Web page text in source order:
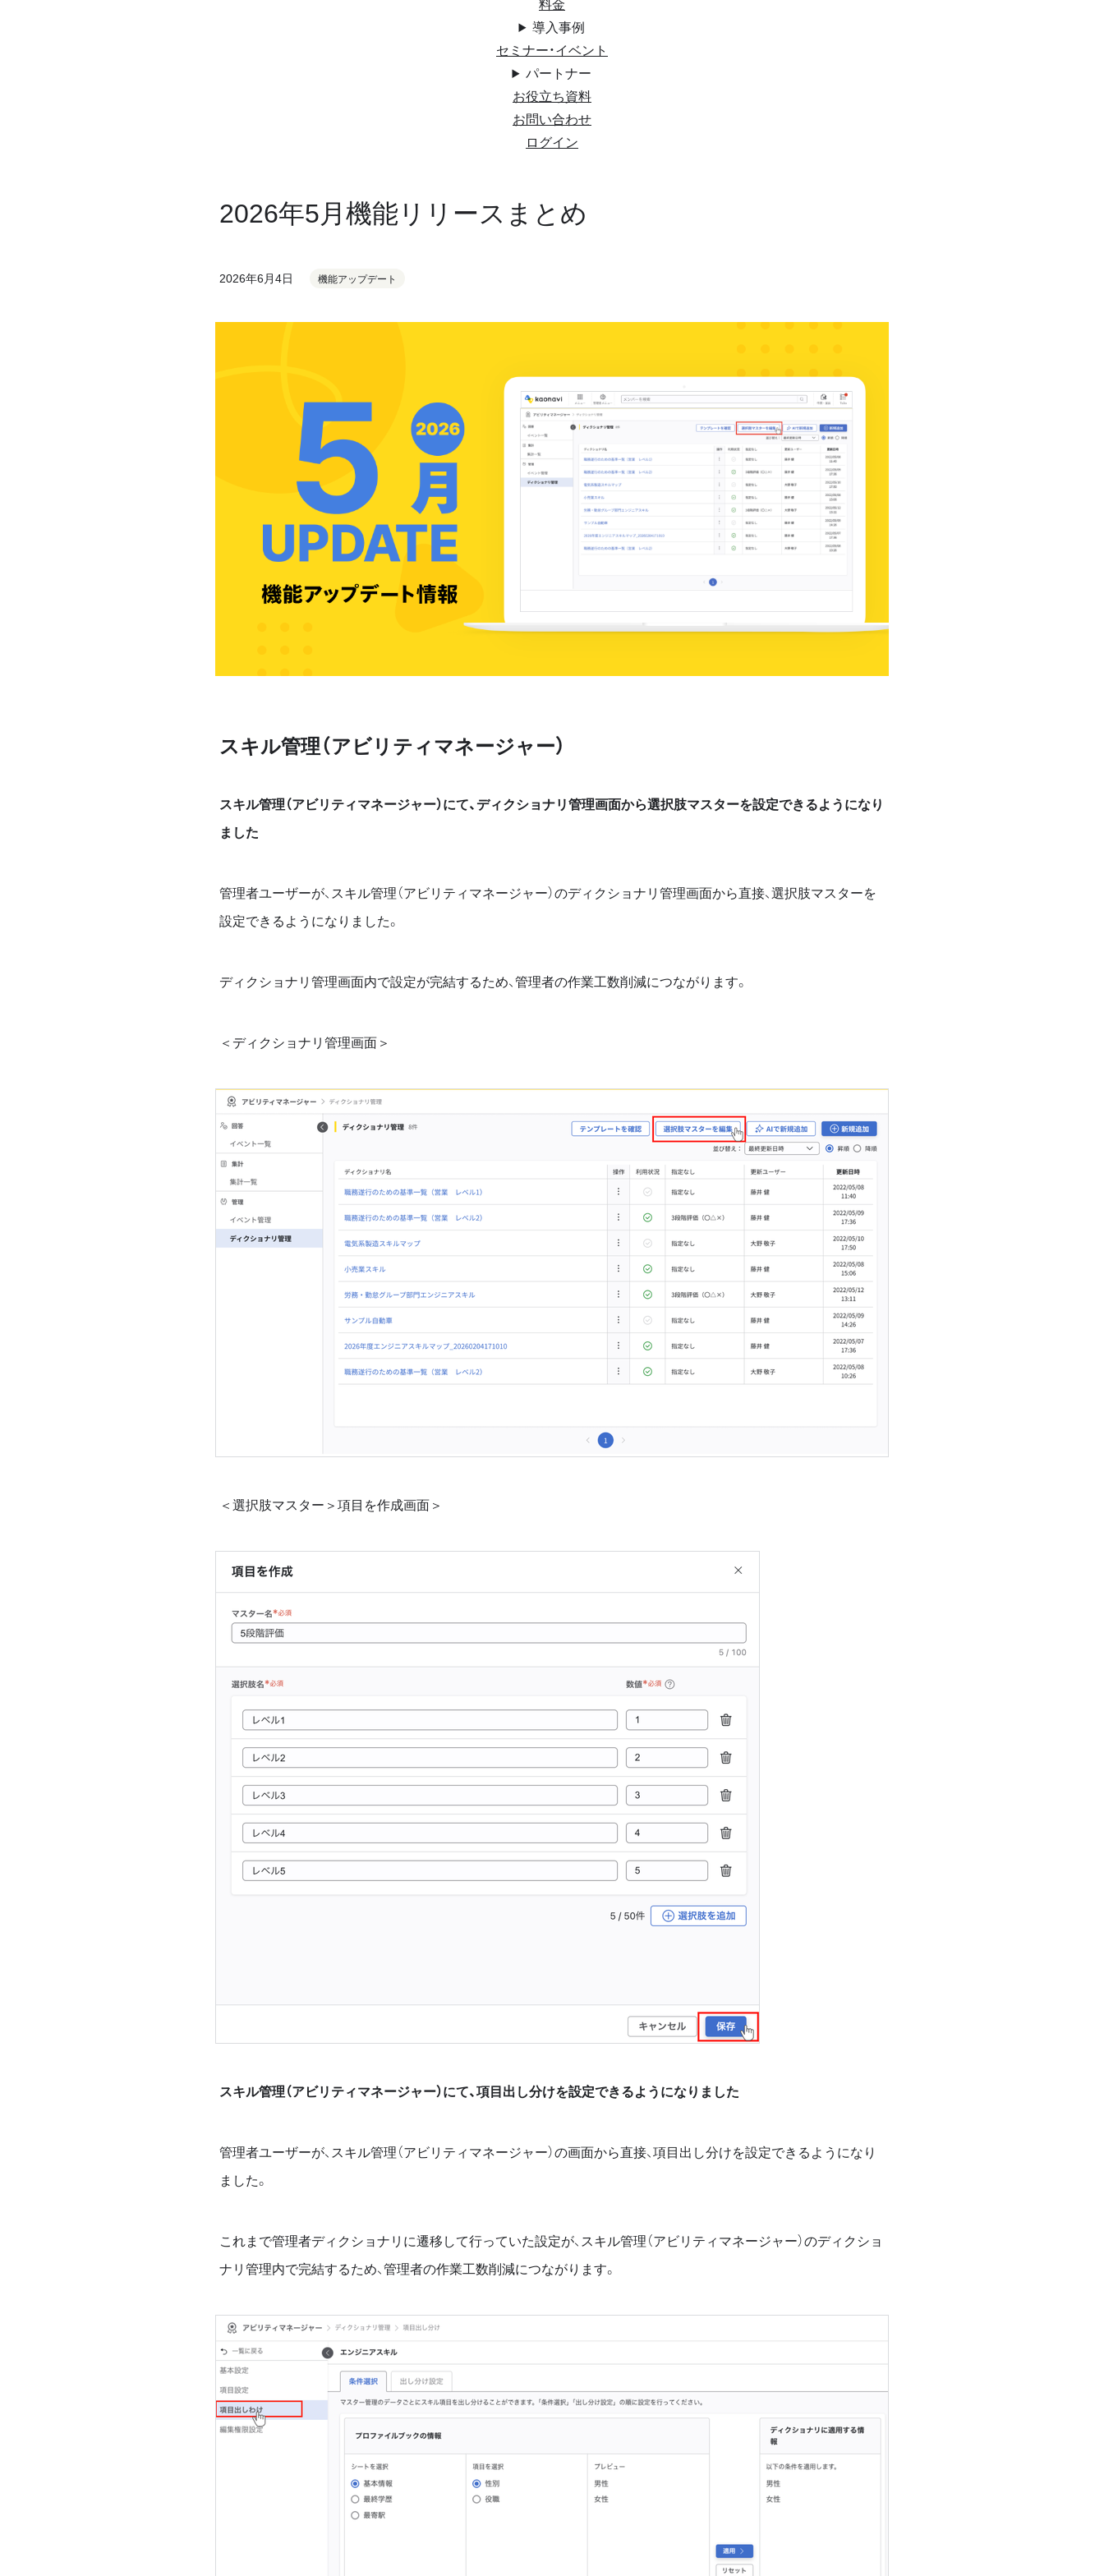
導入事例
セミナー・イベント
パートナー
お役立ち資料
お問い合わせ
ログイン
2026年5月機能リリースまとめ
2026年6月4日 機能アップデート
スキル管理（アビリティマネージャー）
スキル管理（アビリティマネージャー）にて、ディクショナリ管理画面から選択肢マスターを設定できるようになり
ました
管理者ユーザーが、スキル管理（アビリティマネージャー）のディクショナリ管理画面から直接、選択肢マスターを
設定できるようになりました。
ディクショナリ管理画面内で設定が完結するため、管理者の作業工数削減につながります。
＜ディクショナリ管理画面＞
＜選択肢マスター＞項目を作成画面＞
スキル管理（アビリティマネージャー）にて、項目出し分けを設定できるようになりました
管理者ユーザーが、スキル管理（アビリティマネージャー）の画面から直接、項目出し分けを設定できるようになり
ました。
これまで管理者ディクショナリに遷移して行っていた設定が、スキル管理（アビリティマネージャー）のディクショ
ナリ管理内で完結するため、管理者の作業工数削減につながります。